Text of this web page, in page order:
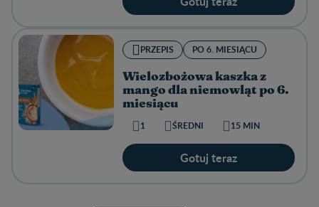
PRZEPIS PO 6. MIESIĄCU
Wielozbożowa kaszka z
mango dla niemowląt po 6.
miesiącu
1 ŚREDNI 15 MIN
Gotuj teraz